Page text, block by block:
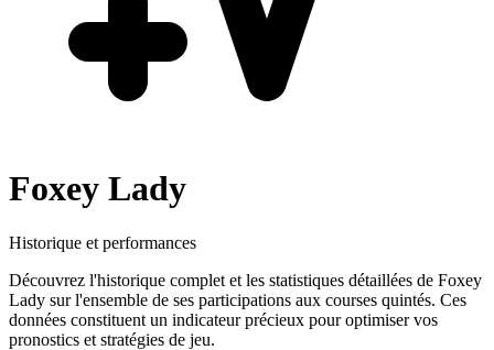
Foxey Lady
Historique et performances
Découvrez l'historique complet et les statistiques détaillées de Foxey
Lady sur l'ensemble de ses participations aux courses quintés. Ces
données constituent un indicateur précieux pour optimiser vos
pronostics et stratégies de jeu.